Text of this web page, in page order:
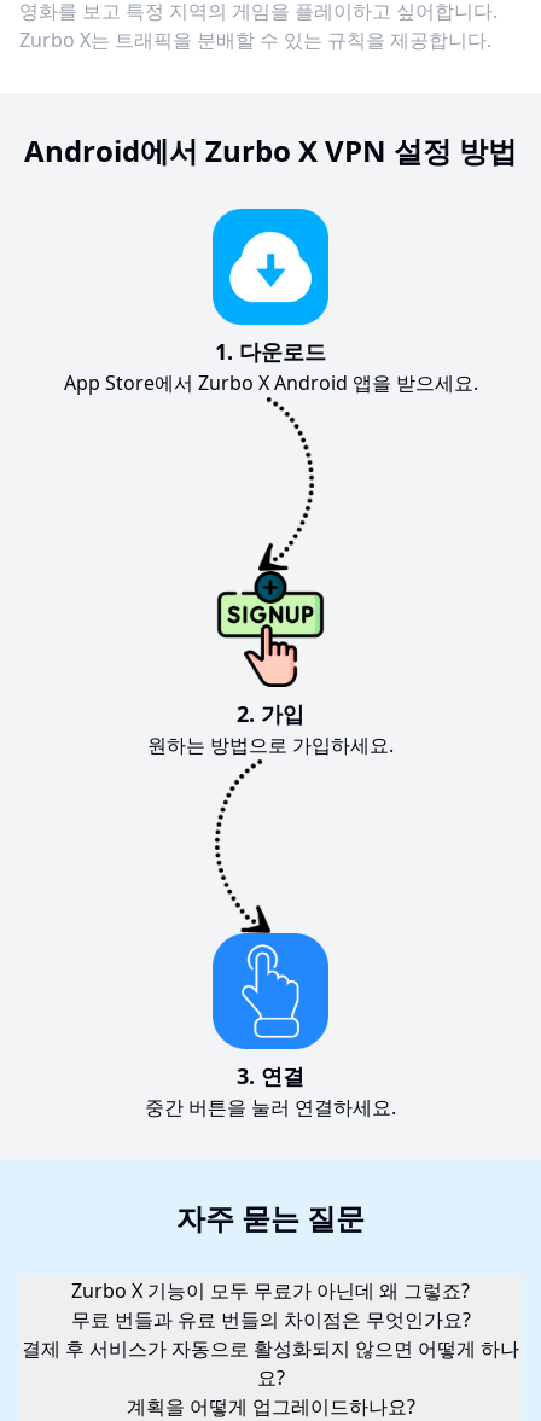
영화를 보고 특정 지역의 게임을 플레이하고 싶어합니다.
Zurbo X는 트래픽을 분배할 수 있는 규칙을 제공합니다.
Android에서 Zurbo X VPN 설정 방법
1. 다운로드
App Store에서 Zurbo X Android 앱을 받으세요.
2. 가입
원하는 방법으로 가입하세요.
3. 연결
중간 버튼을 눌러 연결하세요.
자주 묻는 질문
Zurbo X 기능이 모두 무료가 아닌데 왜 그렇죠?
무료 번들과 유료 번들의 차이점은 무엇인가요?
결제 후 서비스가 자동으로 활성화되지 않으면 어떻게 하나
요?
계획을 어떻게 업그레이드하나요?